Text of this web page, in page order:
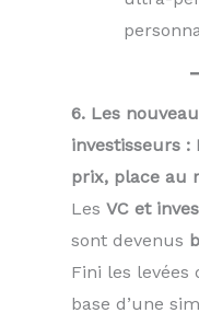
6. Les
investisseurs :
prix, place au
Les VC et
sont devenus
Fini les levées
base d’une